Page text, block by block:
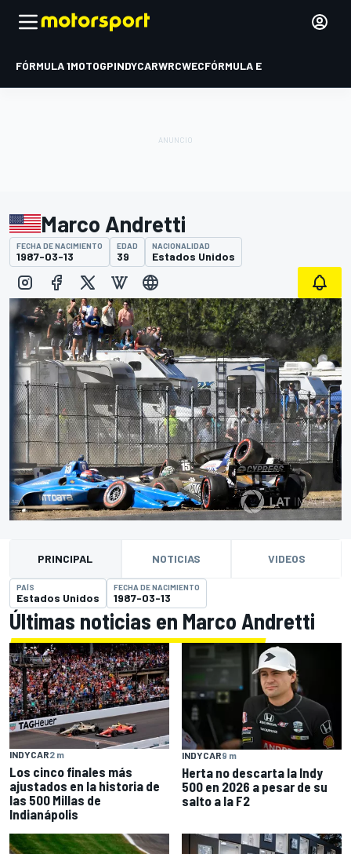
FÓRMULA 1MOTOGPINDYCARWRCWECFÓRMULA E
Marco Andretti
FECHA DE NACIMIENTO
1987-03-13
EDAD
39
NACIONALIDAD
Estados Unidos
PRINCIPAL NOTICIAS VIDEOS
PAÍS
Estados Unidos
FECHA DE NACIMIENTO
1987-03-13
Últimas noticias en Marco Andretti
INDYCAR2 m
Los cinco finales más
ajustados en la historia de
las 500 Millas de
Indianápolis
INDYCAR9 m
Herta no descarta la Indy
500 en 2026 a pesar de su
salto a la F2